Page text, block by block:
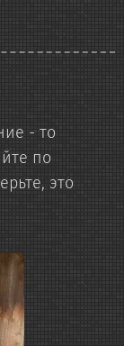
- то
по
это